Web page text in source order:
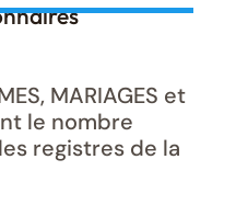
MARIAGES et
le nombre
registres de la